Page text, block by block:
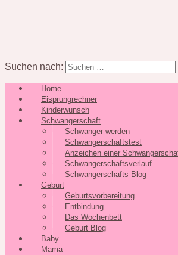
Suchen nach:
Home
Eisprungrechner
Kinderwunsch
Schwangerschaft
Schwanger werden
Schwangerschaftstest
Anzeichen einer
Schwangerschaftsverlauf
Schwangerschafts Blog
Geburt
Geburtsvorbereitung
Entbindung
Das Wochenbett
Geburt Blog
Baby
Mama